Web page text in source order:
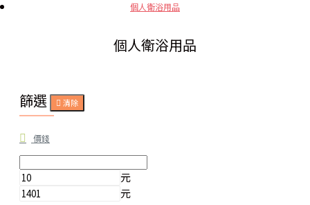
詢問
個人衛浴用品
個人衛浴用品
篩選 清除
價錢
元
元